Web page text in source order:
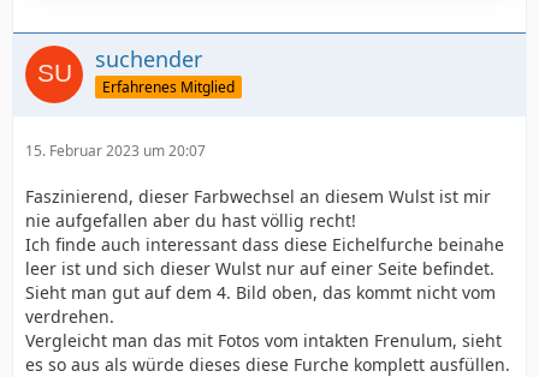
suchender
Erfahrenes Mitglied
15. Februar 2023 um 20:07
Faszinierend, dieser Farbwechsel an diesem Wulst ist mir
nie aufgefallen aber du hast völlig recht!
Ich finde auch interessant dass diese Eichelfurche beinahe
leer ist und sich dieser Wulst nur auf einer Seite befindet.
Sieht man gut auf dem 4. Bild oben, das kommt nicht vom
verdrehen.
Vergleicht man das mit Fotos vom intakten Frenulum, sieht
es so aus als würde dieses diese Furche komplett ausfüllen.